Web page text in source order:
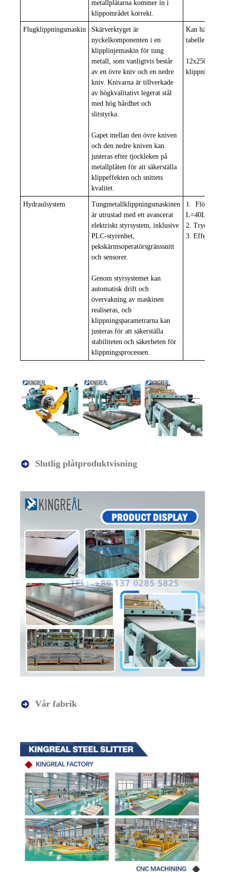
metallplåtarna kommer in i
klippområdet korrekt.
Flugklippningsmaskin
Skärverktyget är
nyckelkomponenten i en
klipplinjemaskin för tung
metall, som vanligtvis består
av en övre kniv och en nedre
kniv. Knivarna är tillverkade
av högkvalitativt legerat stål
med hög hårdhet och
slitstyrka.
Gapet mellan den övre kniven
och den nedre kniven kan
justeras efter tjockleken på
metallplåten för att säkerställa
klippeffekten och snittets
kvalitet.
Kan hänvisa
tabellen ovan
12x2500
klippning
Hydraulsystem
Tungmetallklippningsmaskinen
är utrustad med ett avancerat
elektriskt styrsystem, inklusive
PLC-styrenhet,
pekskärmsoperatörsgränssnitt
och sensorer.
Genom styrsystemet kan
automatisk drift och
övervakning av maskinen
realiseras, och
klippningsparametrarna kan
justeras för att säkerställa
stabiliteten och säkerheten för
klippningsprocessen.
1. Flöde:
L=40L/min
2. Tryck:
3. Effekt:
Slutlig plåtproduktvisning
Vår fabrik